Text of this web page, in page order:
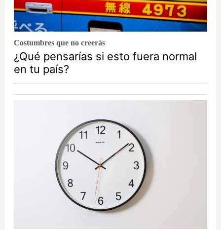
Costumbres que no creerás
¿Qué pensarías si esto fuera normal
en tu país?